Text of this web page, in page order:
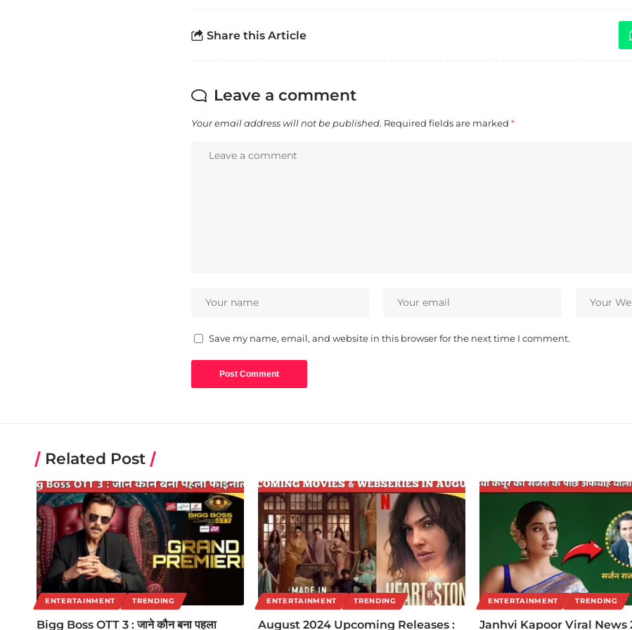
Share this Article
Leave a comment
Your email address will not be published. Required fields are marked *
Save my name, email, and website in this browser for the next time I comment.
Related Post
ENTERTAINMENT TRENDING
Bigg Boss OTT 3 : जाने कौन बना पहला
ENTERTAINMENT TRENDING
August 2024 Upcoming Releases :
ENTERTAINMENT TRENDING
Janhvi Kapoor Viral News